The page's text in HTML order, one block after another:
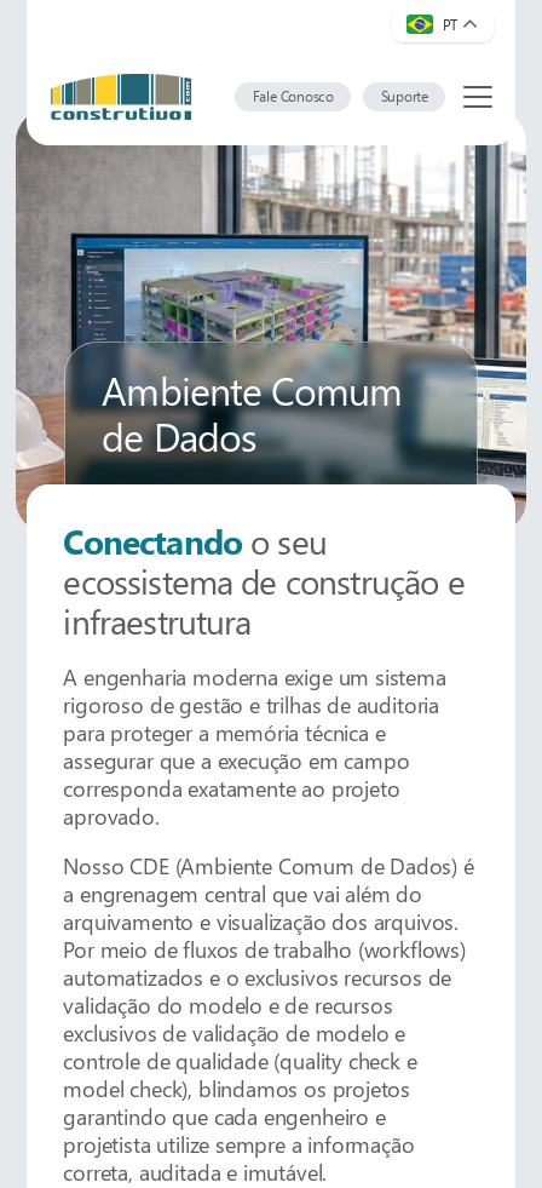
PT
Fale Conosco Suporte
Ambiente Comum
de Dados
Conectando o seu
ecossistema de construção e
infraestrutura
A engenharia moderna exige um sistema
rigoroso de gestão e trilhas de auditoria
para proteger a memória técnica e
assegurar que a execução em campo
corresponda exatamente ao projeto
aprovado.
Nosso CDE (Ambiente Comum de Dados) é
a engrenagem central que vai além do
arquivamento e visualização dos arquivos.
Por meio de fluxos de trabalho (workflows)
automatizados e o exclusivos recursos de
validação do modelo e de recursos
exclusivos de validação de modelo e
controle de qualidade (quality check e
model check), blindamos os projetos
garantindo que cada engenheiro e
projetista utilize sempre a informação
correta, auditada e imutável.